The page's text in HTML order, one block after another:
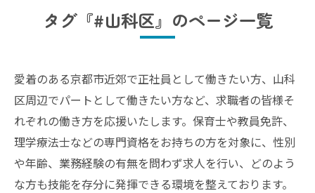
タグ『#山科区』のページ一覧
愛着のある京都市近郊で正社員として働きたい方、山科
区周辺でパートとして働きたい方など、求職者の皆様そ
れぞれの働き方を応援いたします。保育士や教員免許、
理学療法士などの専門資格をお持ちの方を対象に、性別
や年齢、業務経験の有無を問わず求人を行い、どのよう
な方も技能を存分に発揮できる環境を整えております。